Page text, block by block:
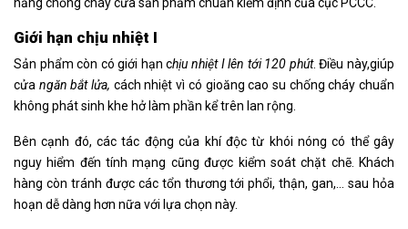
năng chống cháy cửa sản phẩm chuẩn kiểm định của cục PCCC.
Giới hạn chịu nhiệt I
Sản phẩm còn có giới hạn chịu nhiệt I lên tới 120 phút. Điều này,giúp
cửa ngăn bắt lửa, cách nhiệt vì có gioăng cao su chống cháy chuẩn
không phát sinh khe hở làm phần kể trên lan rộng.
Bên cạnh đó, các tác động của khí độc từ khói nóng có thể gây
nguy hiểm đến tính mạng cũng được kiểm soát chặt chẽ. Khách
hàng còn tránh được các tổn thương tới phổi, thận, gan,… sau hỏa
hoạn dễ dàng hơn nữa với lựa chọn này.